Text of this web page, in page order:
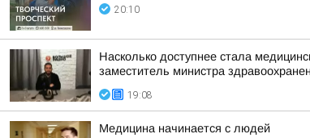
20:10
Насколько доступнее стала
заместитель министра
19:08
Медицина начинается с людей